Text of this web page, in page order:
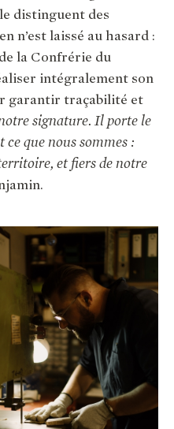
distinguent des
n’est laissé au hasard :
la Confrérie du
intégralement son
garantir traçabilité et
signature. Il porte le
que nous sommes :
et fiers de notre